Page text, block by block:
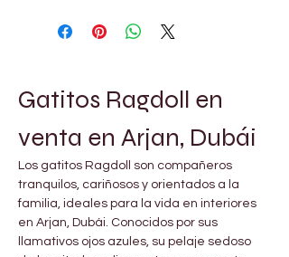
Gatitos Ragdoll en
venta en Arjan, Dubái
Los gatitos Ragdoll son compañeros
tranquilos, cariñosos y orientados a la
familia, ideales para la vida en interiores
en Arjan, Dubái. Conocidos por sus
llamativos ojos azules, su pelaje sedoso